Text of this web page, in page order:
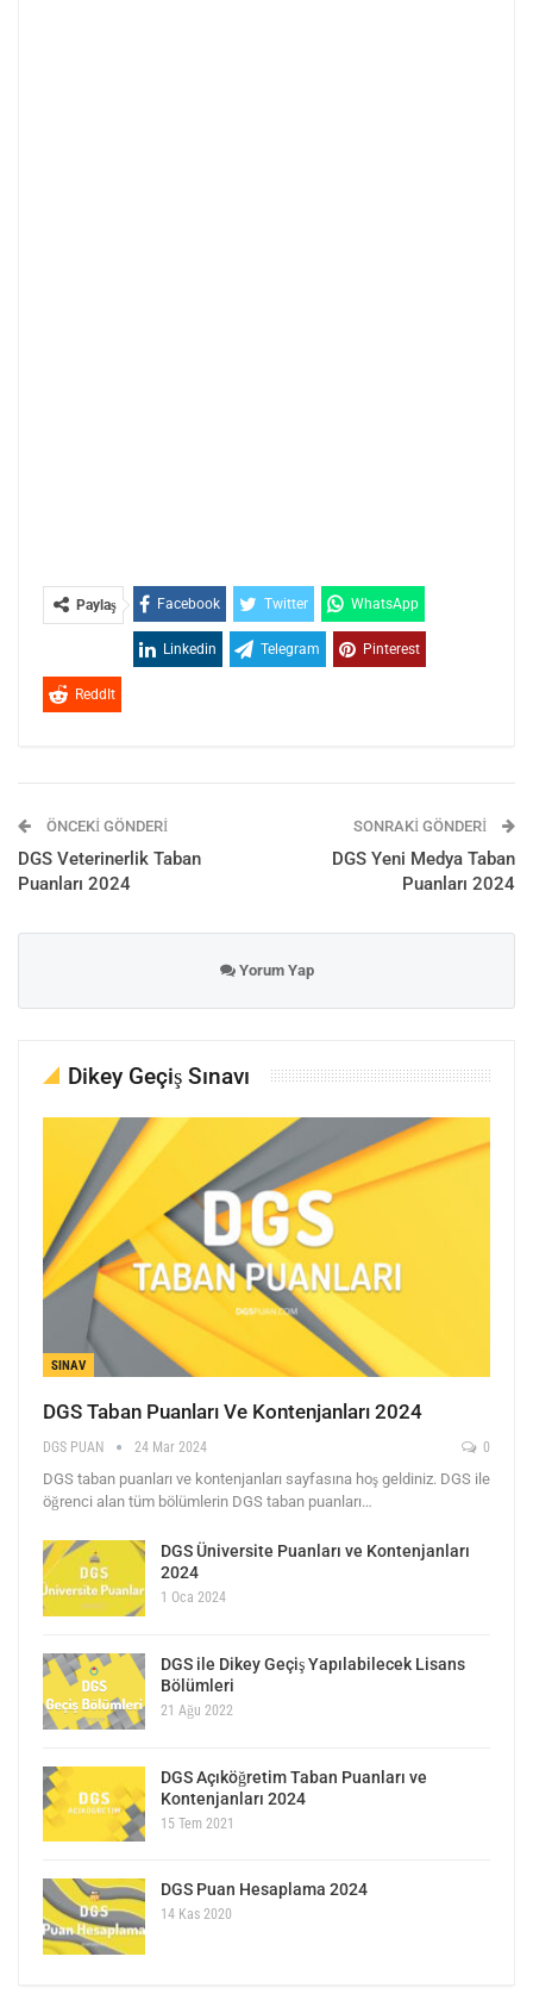
Paylaş Facebook Twitter WhatsApp
Linkedin Telegram Pinterest
ReddIt
ÖNCEKI GÖNDERI
DGS Veterinerlik Taban
Puanları 2024
SONRAKI GÖNDERI
DGS Yeni Medya Taban
Puanları 2024
Yorum Yap
Dikey Geçiş Sınavı
SINAV
DGS Taban Puanları Ve Kontenjanları 2024
DGS PUAN 24 Mar 2024 0
DGS taban puanları ve kontenjanları sayfasına hoş geldiniz. DGS ile
öğrenci alan tüm bölümlerin DGS taban puanları…
DGS Üniversite Puanları ve Kontenjanları
2024
1 Oca 2024
DGS ile Dikey Geçiş Yapılabilecek Lisans
Bölümleri
21 Ağu 2022
DGS Açıköğretim Taban Puanları ve
Kontenjanları 2024
15 Tem 2021
DGS Puan Hesaplama 2024
14 Kas 2020